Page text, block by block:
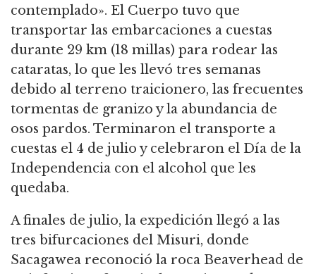
contemplado». El Cuerpo tuvo que
transportar las embarcaciones a cuestas
durante 29 km (18 millas) para rodear las
cataratas, lo que les llevó tres semanas
debido al terreno traicionero, las frecuentes
tormentas de granizo y la abundancia de
osos pardos. Terminaron el transporte a
cuestas el 4 de julio y celebraron el Día de la
Independencia con el alcohol que les
quedaba.
A finales de julio, la expedición llegó a las
tres bifurcaciones del Misuri, donde
Sacagawea reconoció la roca Beaverhead de